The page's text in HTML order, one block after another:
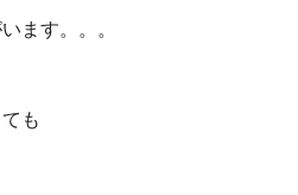
ます。。。
も